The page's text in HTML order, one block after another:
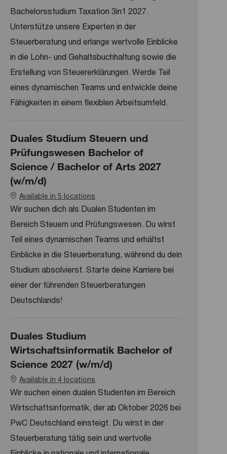
Bachelorsstudium Taxation 3in1 2027.
Unterstütze unsere Experten in der
Steuerberatung und erlange wertvolle Einblicke
in die Lohn- und Gehaltsbuchhaltung sowie die
Erstellung von Steuererklärungen. Werde Teil
eines dynamischen Teams und entwickle deine
Fähigkeiten in einem flexiblen Arbeitsumfeld.
Duales Studium Steuern und
Prüfungswesen Bachelor of
Science / Bachelor of Arts 2027
(w/m/d)
Available in 5 locations
Wir suchen dich als Dualen Studenten im
Bereich Steuern und Prüfungswesen. Du wirst
Teil eines dynamischen Teams und erhältst
Einblicke in die Steuerberatung, während du dein
Studium absolvierst. Starte deine Karriere bei
einer der führenden Steuerberatungen
Deutschlands!
Duales Studium
Wirtschaftsinformatik Bachelor of
Science 2027 (w/m/d)
Available in 4 locations
Wir suchen einen dualen Studenten im Bereich
Wirtschaftsinformatik, der ab Oktober 2026 bei
PwC Deutschland einsteigt. Du wirst in der
Steuerberatung tätig sein und wertvolle